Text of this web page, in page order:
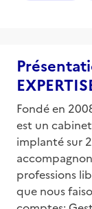
Fondé en
est un
implanté sur
professions
que nous